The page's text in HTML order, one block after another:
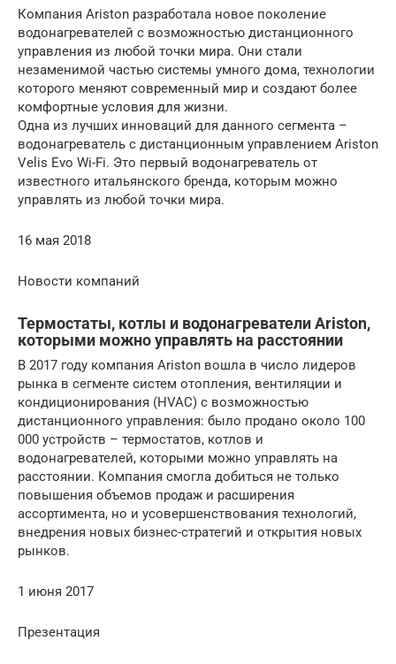
Компания Ariston разработала новое поколение
водонагревателей с возможностью дистанционного
управления из любой точки мира. Они стали
незаменимой частью системы умного дома, технологии
которого меняют современный мир и создают более
комфортные условия для жизни.
Одна из лучших инноваций для данного сегмента –
водонагреватель с дистанционным управлением Ariston
Velis Evo Wi-Fi. Это первый водонагреватель от
известного итальянского бренда, которым можно
управлять из любой точки мира.
16 мая 2018
Новости компаний
Термостаты, котлы и водонагреватели Ariston,
которыми можно управлять на расстоянии
В 2017 году компания Ariston вошла в число лидеров
рынка в сегменте систем отопления, вентиляции и
кондиционирования (HVAC) с возможностью
дистанционного управления: было продано около 100
000 устройств – термостатов, котлов и
водонагревателей, которыми можно управлять на
расстоянии. Компания смогла добиться не только
повышения объемов продаж и расширения
ассортимента, но и усовершенствования технологий,
внедрения новых бизнес-стратегий и открытия новых
рынков.
1 июня 2017
Презентация